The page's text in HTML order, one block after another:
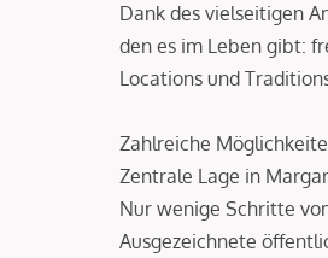
Dank des vielseitigen
den es im Leben gibt:
Locations und
Zahlreiche
Zentrale Lage in
Nur wenige Schritte
Ausgezeichnete